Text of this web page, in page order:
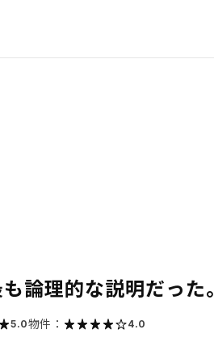
論理的な説明だった。
5.0物件： 4.0